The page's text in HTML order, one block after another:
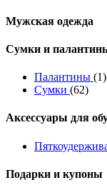
Мужская одежда
Сумки и
Палантины (1)
Сумки (62)
Аксессуары для
Подарки и купоны